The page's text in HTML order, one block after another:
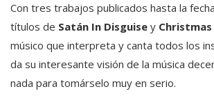
Con tres trabajos publicados hasta la
títulos de Satán In Disguise y
músico que interpreta y canta todos los
da su interesante visión de la música
nada para tomárselo muy en serio.